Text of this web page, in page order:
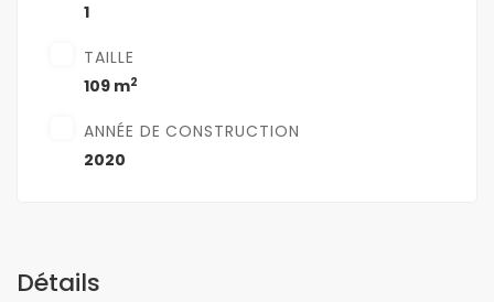
1
TAILLE
109 m2
ANNÉE DE CONSTRUCTION
2020
Détails